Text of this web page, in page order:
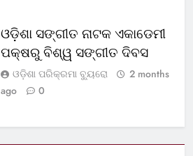
ଓଡ଼ିଶା ସଙ୍ଗୀତ ନାଟକ ଏକାଡେମୀ
ପକ୍ଷରୁ ବିଶ୍ୱ ସଙ୍ଗୀତ ଦିବସ
ଓଡ଼ିଶା ପରିକ୍ରମା ବ୍ୟୁରୋ
2 months
ago
0